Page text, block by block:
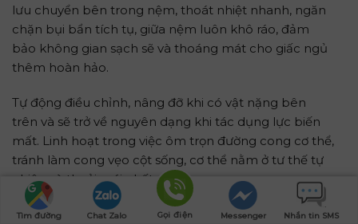
lưu chuyển bên trong nệm, thoát nhiệt nhanh, ngăn
chặn bụi bẩn tích tụ, giữa nệm luôn khô ráo, đảm
bảo không gian sạch sẽ và thoáng mát cho giấc ngủ
thêm hoàn hảo.
Tự động điều chỉnh, nâng đỡ khi có vật nặng bên
trên và sẽ trở về nguyên dạng khi tác dụng lực biến
mất. Linh hoạt trong việc ôm trọn đường cong cơ thể,
tránh làm cong vẹo cột sống, cơ thể nằm ở tư thế tự
nhiên và thoải mái nhất.
Nệm foam cao cấp Thắng Lợi duy trì tính ổn định và
Tìm đường Chat Zalo Gọi điện Messenger Nhắn tin SMS